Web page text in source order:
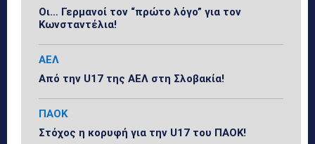
Οι… Γερμανοί τον “πρώτο λόγο” για τον
Κωνσταντέλια!
ΑΕΛ
Από την U17 της ΑΕΛ στη Σλοβακία!
ΠΑΟΚ
Στόχος η κορυφή για την U17 του ΠΑΟΚ!